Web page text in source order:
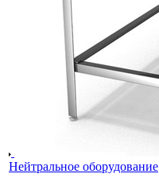
Нейтральное оборудование